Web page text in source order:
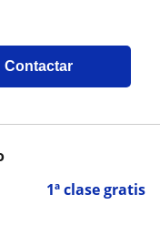
Contactar
1ª clase gratis